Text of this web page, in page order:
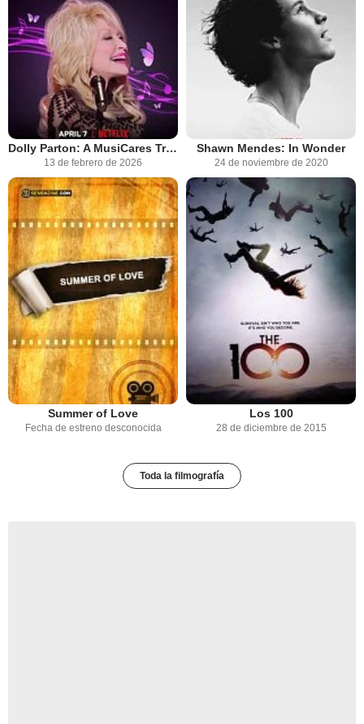
Dolly Parton: A MusiCares Tribute
13 de febrero de 2026
Shawn Mendes: In Wonder
24 de noviembre de 2020
Summer of Love
Fecha de estreno desconocida
Los 100
28 de diciembre de 2015
Toda la filmografía